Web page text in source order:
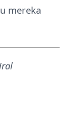
mereka